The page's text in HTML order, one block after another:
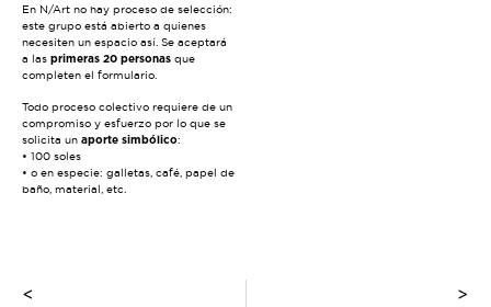
En N/Art no hay proceso de selección:
este grupo está abierto a quienes
necesiten un espacio así. Se aceptará
a las primeras 20 personas que
completen el formulario.
Todo proceso colectivo requiere de un
compromiso y esfuerzo por lo que se
solicita un aporte simbólico:
• 100 soles
• o en especie: galletas, café, papel de
baño, material, etc.
< >